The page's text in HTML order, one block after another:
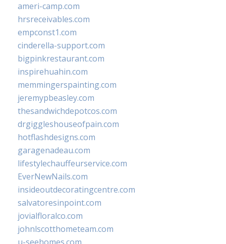
ameri-camp.com
hrsreceivables.com
empconst1.com
cinderella-support.com
bigpinkrestaurant.com
inspirehuahin.com
memmingerspainting.com
jeremypbeasley.com
thesandwichdepotcos.com
drgiggleshouseofpain.com
hotflashdesigns.com
garagenadeau.com
lifestylechauffeurservice.com
EverNewNails.com
insideoutdecoratingcentre.com
salvatoresinpoint.com
jovialfloralco.com
johnlscotthometeam.com